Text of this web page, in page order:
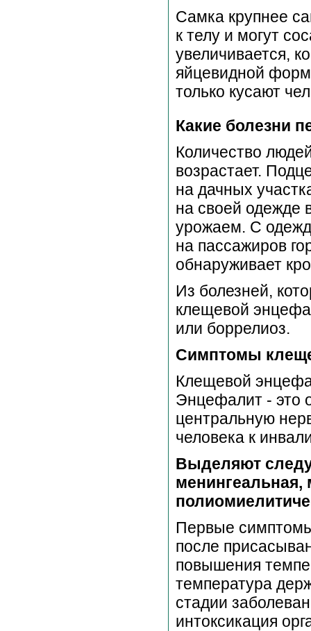
Самка крупнее
к телу и могут
увеличивается,
яйцевидной
только кусают
Какие болезни
Количество
возрастает.
на дачных
на своей одежде
урожаем. С
на пассажиров
обнаруживает
Из болезней,
клещевой
или боррелиоз.
Симптомы
Клещевой
Энцефалит - это
центральную
человека к
Выделяют
менингеальная,
Первые
после
повышения
температура
стадии
интоксикация